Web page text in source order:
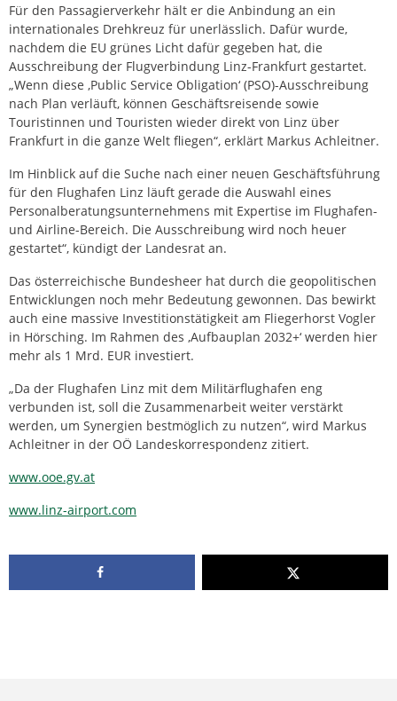
Für den Passagierverkehr hält er die Anbindung an ein
internationales Drehkreuz für unerlässlich. Dafür wurde,
nachdem die EU grünes Licht dafür gegeben hat, die
Ausschreibung der Flugverbindung Linz-Frankfurt gestartet.
„Wenn diese ‚Public Service Obligation‘ (PSO)-Ausschreibung
nach Plan verläuft, können Geschäftsreisende sowie
Touristinnen und Touristen wieder direkt von Linz über
Frankfurt in die ganze Welt fliegen“, erklärt Markus Achleitner.
Im Hinblick auf die Suche nach einer neuen Geschäftsführung
für den Flughafen Linz läuft gerade die Auswahl eines
Personalberatungsunternehmens mit Expertise im Flughafen-
und Airline-Bereich. Die Ausschreibung wird noch heuer
gestartet“, kündigt der Landesrat an.
Das österreichische Bundesheer hat durch die geopolitischen
Entwicklungen noch mehr Bedeutung gewonnen. Das bewirkt
auch eine massive Investitionstätigkeit am Fliegerhorst Vogler
in Hörsching. Im Rahmen des ‚Aufbauplan 2032+‘ werden hier
mehr als 1 Mrd. EUR investiert.
„Da der Flughafen Linz mit dem Militärflughafen eng
verbunden ist, soll die Zusammenarbeit weiter verstärkt
werden, um Synergien bestmöglich zu nutzen“, wird Markus
Achleitner in der OÖ Landeskorrespondenz zitiert.
www.ooe.gv.at
www.linz-airport.com